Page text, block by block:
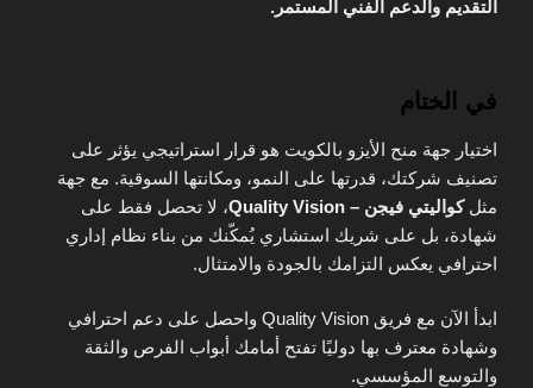
التقديم والدعم الفني المستمر.
في الختام
اختيار جهة منح الأيزو بالكويت هو قرار استراتيجي يؤثر على
تصنيف شركتك، قدرتها على النمو، ومكانتها السوقية. مع جهة
مثلكواليتي فيجن – Quality Vision
، لا تحصل فقط على
شهادة، بل على شريك استشاري يُمكّنك من بناء نظام إداري
احترافي يعكس التزامك بالجودة والامتثال.
ابدأ الآن مع فريق Quality Vision واحصل على دعم احترافي
وشهادة معترف بها دوليًا تفتح أمامك أبواب الفرص والثقة
والتوسع المؤسسي.